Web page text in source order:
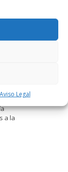
Aviso Legal
lo
lo
a la